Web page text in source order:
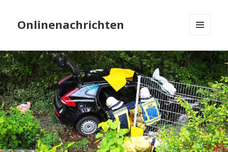
Onlinenachrichten
WIDGETS